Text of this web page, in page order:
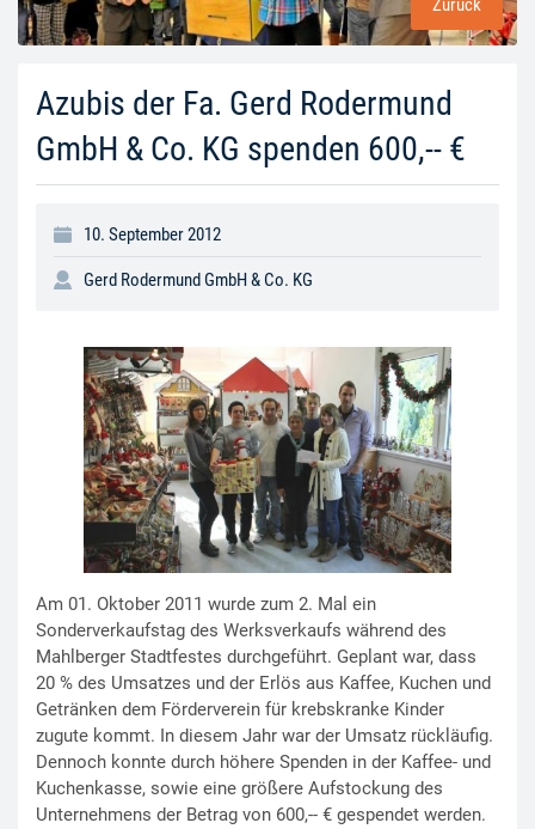
Azubis der Fa. Gerd Rodermund
GmbH & Co. KG spenden 600,-- €
Zurück
10. September 2012
Gerd Rodermund GmbH & Co. KG
Am 01. Oktober 2011 wurde zum 2. Mal ein
Sonderverkaufstag des Werksverkaufs während des
Mahlberger Stadtfestes durchgeführt. Geplant war, dass
20 % des Umsatzes und der Erlös aus Kaffee, Kuchen und
Getränken dem Förderverein für krebskranke Kinder
zugute kommt. In diesem Jahr war der Umsatz rückläufig.
Dennoch konnte durch höhere Spenden in der Kaffee- und
Kuchenkasse, sowie eine größere Aufstockung des
Unternehmens der Betrag von 600,-- € gespendet werden.